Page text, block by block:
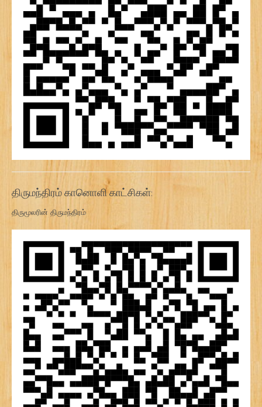
திருமந்திரம் கானொளி காட்சிகள்:
திருமூலரின் திருமந்திரம்